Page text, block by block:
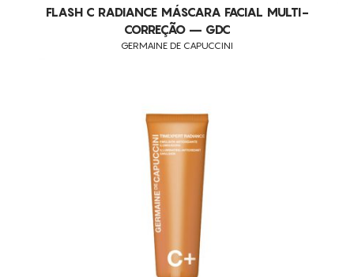
FLASH C RADIANCE MÁSCARA FACIAL MULTI-
CORREÇÃO – GDC
GERMAINE DE CAPUCCINI